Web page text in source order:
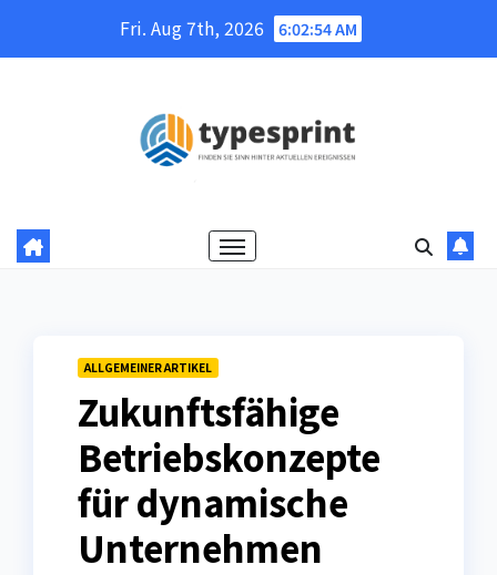
Fri. Aug 7th, 2026 6:02:56 AM
ALLGEMEINER ARTIKEL
Zukunftsfähige
Betriebskonzepte
für dynamische
Unternehmen